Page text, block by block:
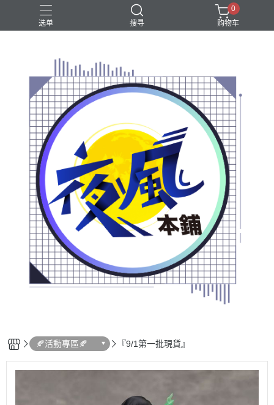
选单 搜寻
0
购物车
🍂活動專區🍂 『9/1第一批現貨』